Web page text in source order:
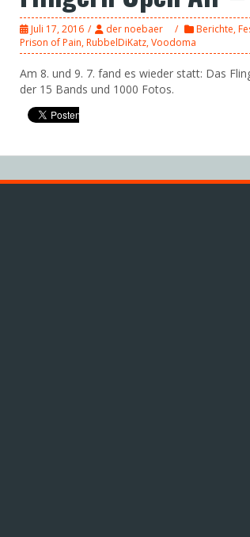
Juli 17, 2016 der noebaer Berichte,
Prison of Pain,RubbelDiKatz,Voodoma
Am 8. und 9. 7. fand es wieder statt: Das
der 15 Bands und 1000 Fotos.